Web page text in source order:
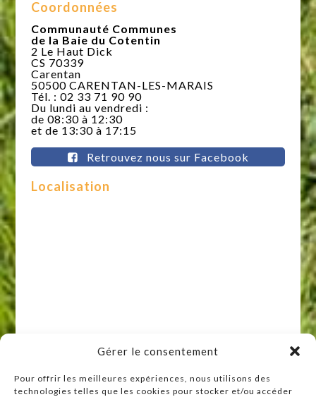
Gérer le consentement
Pour offrir les meilleures expériences, nous utilisons des
technologies telles que les cookies pour stocker et/ou accéder
Coordonnées
Communauté Communes
de la Baie du Cotentin
2 Le Haut Dick
CS 70339
Carentan
50500 CARENTAN-LES-MARAIS
Tél. : 02 33 71 90 90
Du lundi au vendredi :
de 08:30 à 12:30
et de 13:30 à 17:15
Retrouvez nous sur Facebook
Localisation